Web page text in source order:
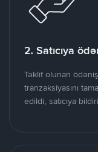
2. Satıcıya
Təklif olunan
tranzaksiyasını
edildi, satıcıya